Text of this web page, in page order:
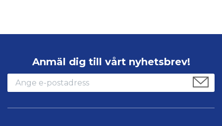
Anmäl dig till vårt nyhetsbrev!